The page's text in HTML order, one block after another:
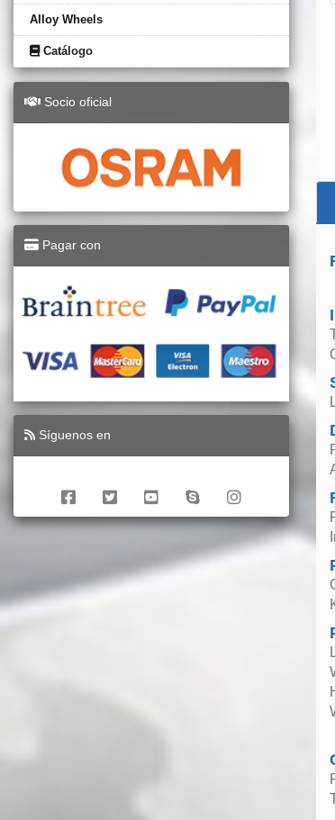
Alloy Wheels
Catálogo
Socio oficial
Pagar con
Síguenos en